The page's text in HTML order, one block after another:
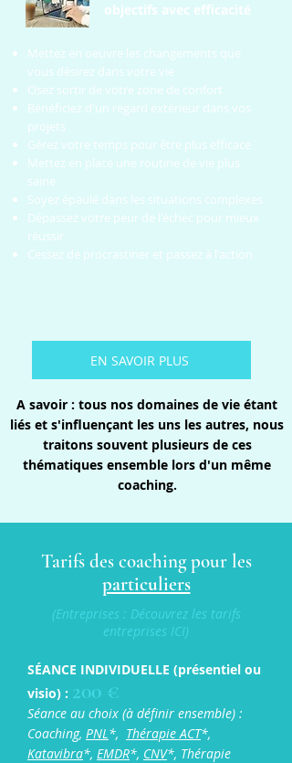
objectifs avec efficacité
Mettez en oeuvre les changements que
vous désirez dans votre vie
Osez sortir de votre zone de confort
Bénéficiez d'un regard extérieur dans vos
projets
Gérez votre temps pour être plus efficace
Mettez en place une routine de vie plus
saine
Soyez épaulé dans les situations complexes
Dépassez votre peur de l'échec pour mieux
réussir
Cessez de procrastiner et passez à l'action
EN SAVOIR PLUS
A savoir : tous nos domaines de vie étant
liés et s'influençant les uns les autres, nous
traitons souvent plusieurs de ces
thématiques ensemble lors d'un même
coaching.
Tarifs des coaching pour les
particuliers
(Entreprises : Découvrez les tarifs
entreprises ICI)
SÉANCE INDIVIDUELLE (présentiel ou
visio) : 200 €
Séance au choix (à définir ensemble) :
Coaching, PNL*, Thérapie ACT*,
Katavibra*, EMDR*, CNV*, Thérapie